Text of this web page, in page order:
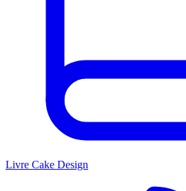
Livre Cake Design